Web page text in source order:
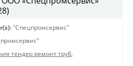
"Спецпромсервис"
тендер ремонт труб,